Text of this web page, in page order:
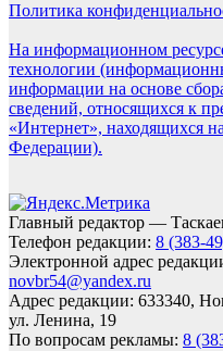
Политика
На информационном
технологии
информации на основе
сведений, относящихся к
«Интернет», находящихся
Федерации).
Главный редактор —
Телефон редакции: 8 (383-
Электронной адрес
novbr54@yandex.ru
Адрес редакции: 633340,
ул. Ленина, 19
По вопросам рекламы: 8